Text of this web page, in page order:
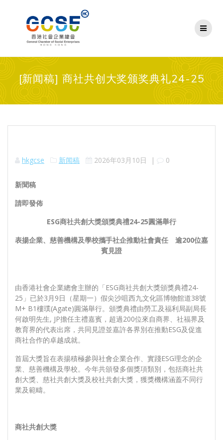
[新闻稿] 商社共创大奖颁奖典礼24-25
hkgcse 新闻稿 2026年03月10日 | 0
新聞稿
請即發佈
ESG商社共創大獎頒獎典禮24-25圓滿舉行
表揚企業、慈善機構及學校攜手社企推動社會責任 逾200位嘉
賓見證
由香港社會企業總會主辦的「ESG商社共創大獎頒獎典禮24-
25」已於3月9日（星期一）假尖沙咀西九文化區博物館道38號
M+ B1樓璞(Agate)圓滿舉行。頒獎典禮由勞工及福利局副局長
何啟明先生, JP擔任主禮嘉賓，超過200位來自商界、社福界及
教育界的代表出席，共同見證並嘉許各界別在推動ESG及促進
商社合作的卓越成就。
首屆大獎旨在表揚積極參與社會企業合作、實踐ESG理念的企
業、慈善機構及學校。今年共頒發多個獎項類別，包括商社共
創大獎、慈社共創大獎及校社共創大獎，獲獎機構涵蓋不同行
業及範疇。
商社共創大獎